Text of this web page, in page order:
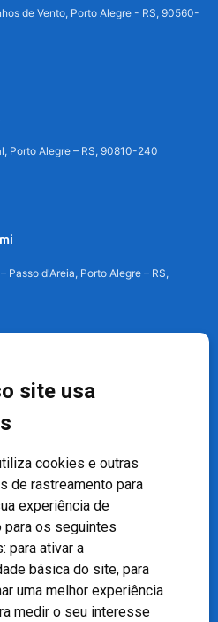
site usa
cookies e outras
de rastreamento para
experiência de
para os seguintes
para ativar a
básica do site, para
uma melhor experiência
medir o seu interesse
de Vento, Porto Alegre - RS, 90560-
Porto Alegre – RS, 90810-240
Passo d'Areia, Porto Alegre – RS,
Canoas – RS, 92010-010
- 3º andar - Teresópolis, Porto Alegre -